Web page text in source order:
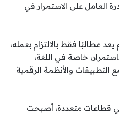
العامل على الاستمرار في
مطالبًا فقط بالالتزام بعمله،
خاصة في اللغة،
التطبيقات والأنظمة الرقمية
قطاعات متعددة، أصبحت